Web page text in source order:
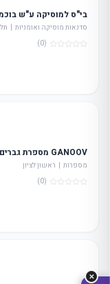
מה
בי"ס למוסיקה ע"ש
סדנאות מוסיקה ואומניות |
(0)
GANOOV מספרת גברים
מספרות | ראשון לציון
(0)
✕